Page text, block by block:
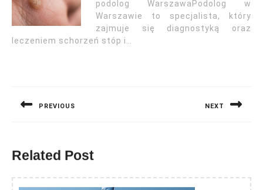
podolog WarszawaPodolog w
Warszawie to specjalista, który
zajmuje się diagnostyką oraz
leczeniem schorzeń stóp i…
PREVIOUS NEXT
Related Post